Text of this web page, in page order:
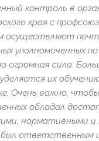
контроль в
края с
осуществляют
уполномоченных
огромная сила.
их
Очень важно,
обладал
нормативными и
был ответственным